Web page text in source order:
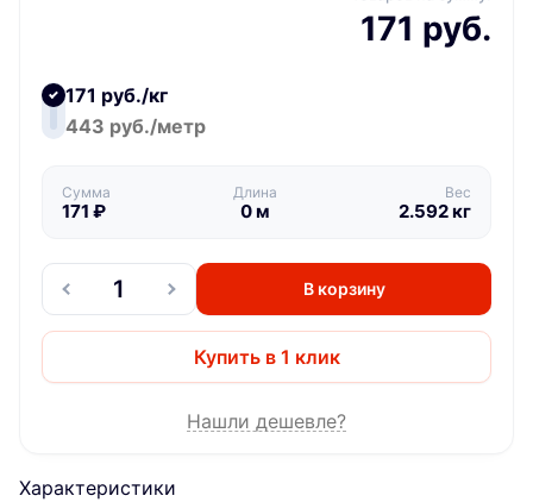
Характеристики
171 руб.
171 руб./кг
443 руб./метр
Сумма
171 ₽
Длина
0м
Вес
2.592кг
В корзину
Купить в 1 клик
Нашли дешевле?